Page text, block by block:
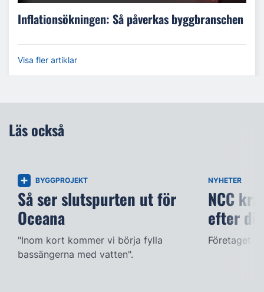
Inflationsökningen: Så påverkas byggbranschen
Visa fler artiklar
Läs också
BYGGPROJEKT
Så ser slutspurten ut för
Oceana
"Inom kort kommer vi börja fylla
bassängerna med vatten".
NYHETER
NCC
efter
Företaget